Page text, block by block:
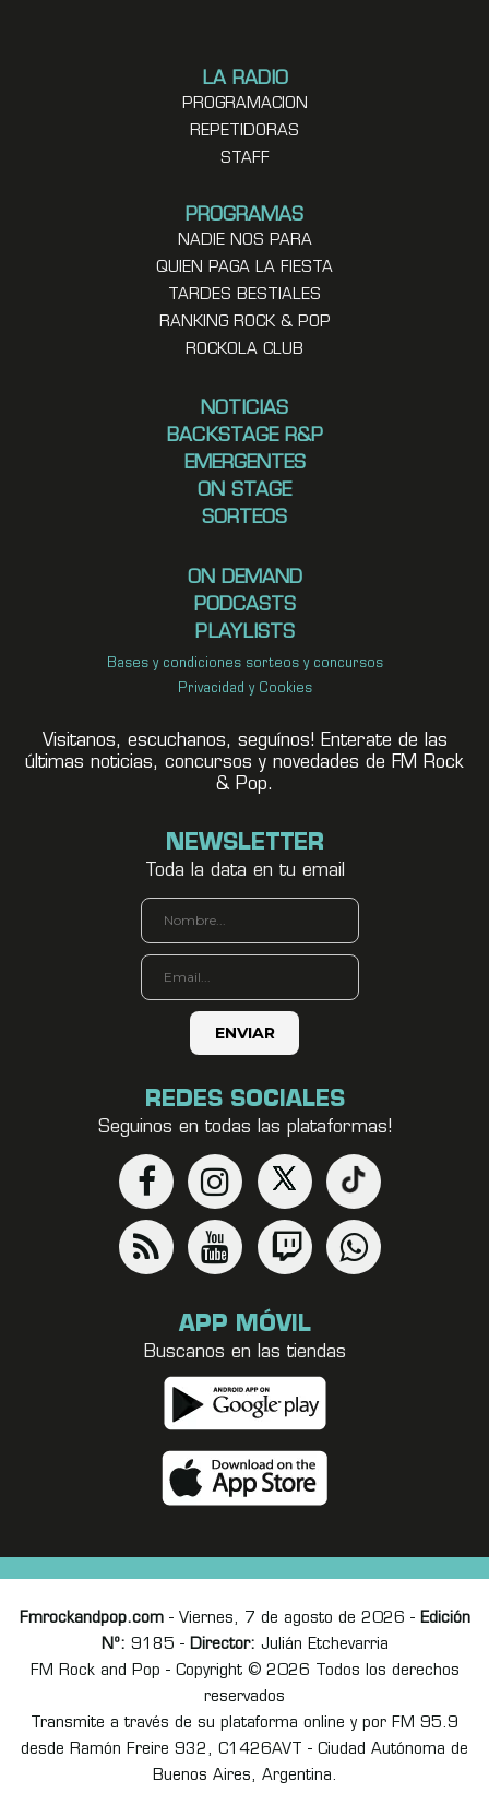
LA RADIO
PROGRAMACION
REPETIDORAS
STAFF
PROGRAMAS
NADIE NOS PARA
QUIEN PAGA LA FIESTA
TARDES BESTIALES
RANKING ROCK & POP
ROCKOLA CLUB
NOTICIAS
BACKSTAGE R&P
EMERGENTES
ON STAGE
SORTEOS
ON DEMAND
PODCASTS
PLAYLISTS
Bases y condiciones sorteos y concursos
Privacidad y Cookies
Visitanos, escuchanos, seguínos! Enterate de las
últimas noticias, concursos y novedades de FM Rock
& Pop.
NEWSLETTER
Toda la data en tu email
REDES SOCIALES
Seguinos en todas las plataformas!
APP MÓVIL
Buscanos en las tiendas
Fmrockandpop.com- Viernes, 7 de agosto de 2026 - Edición
Nº: 9185 - Director: Julián Etchevarria
FM Rock and Pop - Copyright © 2026 Todos los derechos
reservados
Transmite a través de su plataforma online y por FM 95.9
desde Ramón Freire 932, C1426AVT - Ciudad Autónoma de
Buenos Aires, Argentina.